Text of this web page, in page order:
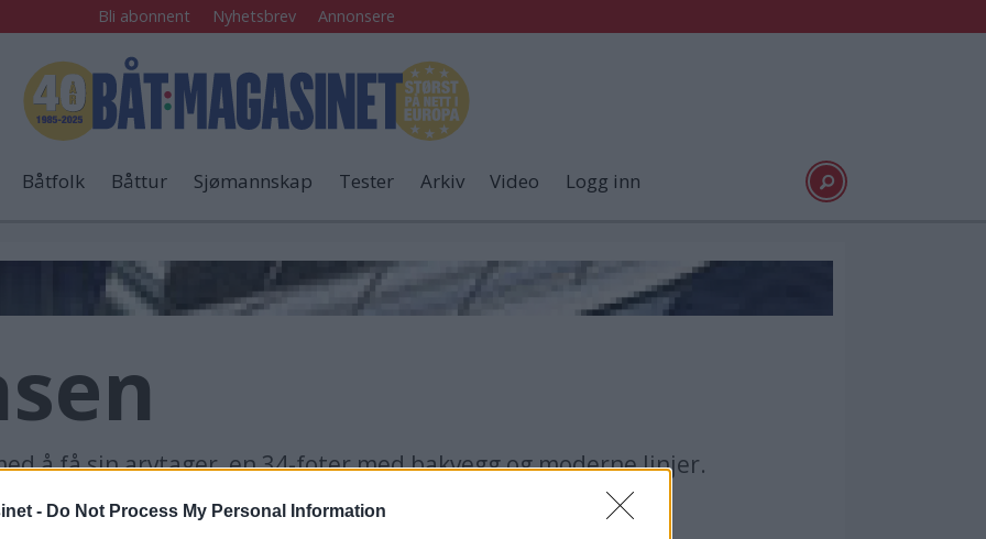
- Do Not Process My Personal Information
Bli abonnent Nyhetsbrev Annonsere
Båtfolk Båttur Sjømannskap Tester Arkiv Video Logg inn
å få sin arvtager, en 34-foter med bakvegg og moderne linjer.
til sommeren, opplyser NB Marine AS.